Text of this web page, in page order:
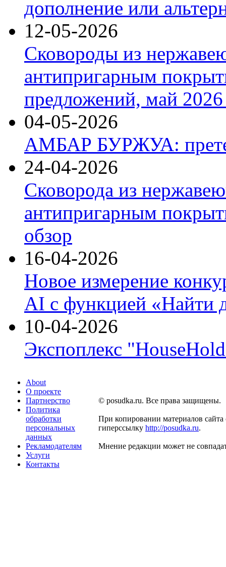
дополнение или
12-05-2026
Сковороды из
антипригарным
предложений, май 2026
04-05-2026
АМБАР БУРЖУА:
24-04-2026
Сковорода из
антипригарным
обзор
16-04-2026
Новое измерение
AI с функцией «Найти
10-04-2026
Экспоплекс
About
О проекте
Партнерство
Политика
обработки
персональных
данных
Рекламодателям
Услуги
Контакты
© posudka.ru. Все права защищены.
При копировании материалов сайта
гиперссылку http://posudka.ru.
Мнение редакции может не